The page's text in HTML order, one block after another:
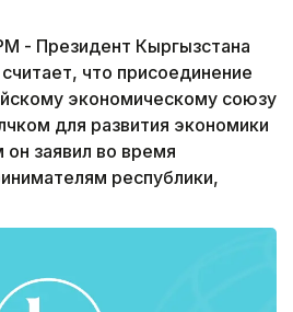
Президент Кыргызстана
что присоединение
экономическому союзу
для развития экономики
заявил во время
республики,